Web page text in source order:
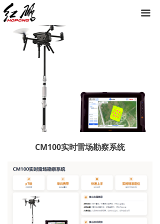
끀
CM100实时雷场勘察系统